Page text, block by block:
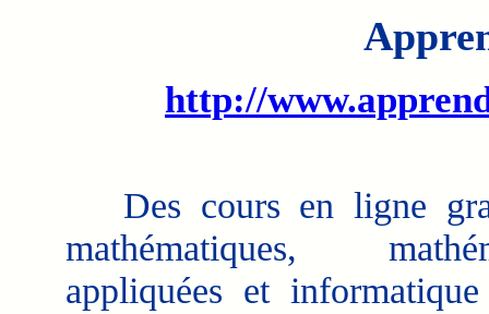
http://
Des cours en ligne
mathématiques,
appliquées et